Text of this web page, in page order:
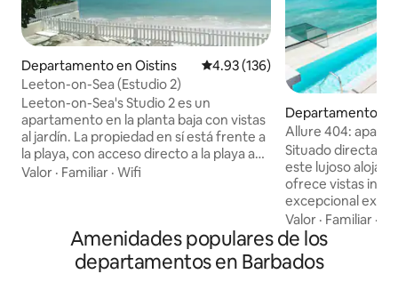
Departamento en Oistins Calificación promedio: 4.93 de
4.93 (136)
Leeton-on-Sea (Estudio 2)
Leeton-on-Sea's Studio 2 es un
apartamento en la planta baja con vistas
al jardín. La propiedad en sí está frente a
la playa, con acceso directo a la playa a
través de una puerta. Estamos situados
Las habitaciones tienen puertas
comunicadas que se pueden abrir si se
alquilan al mismo tiempo. De lo
Valor · Familiar · Wifi
Departamento
Allure 404:
dormitorios frente
Situado
este lujoso
ofrece vistas
excepcional
directamente de
arena blanca.
comodidad, el
espacio consta
Valor · Familiar ·
Amenidades populares de los
departamentos en Barbados